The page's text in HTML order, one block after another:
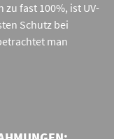
fast 100%, ist UV-
Schutz bei
man